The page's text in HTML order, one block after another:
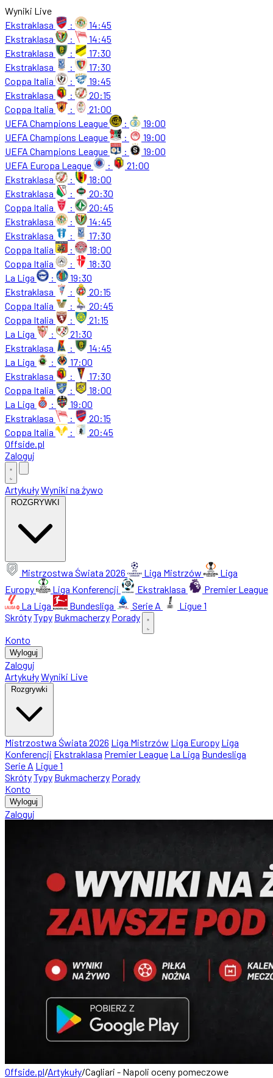
Wyniki Live
Ekstraklasa
:
14:45
Ekstraklasa
:
14:45
Ekstraklasa
:
17:30
Ekstraklasa
:
17:30
Coppa Italia
:
19:45
Ekstraklasa
:
20:15
Coppa Italia
:
21:00
UEFA Champions League
:
19:00
UEFA Champions League
:
19:00
UEFA Champions League
:
19:00
UEFA Europa League
:
21:00
Ekstraklasa
:
18:00
Ekstraklasa
:
20:30
Coppa Italia
:
20:45
Ekstraklasa
:
14:45
Ekstraklasa
:
17:30
Coppa Italia
:
18:00
Coppa Italia
:
18:30
La Liga
:
19:30
Ekstraklasa
:
20:15
Coppa Italia
:
20:45
Coppa Italia
:
21:15
La Liga
:
21:30
Ekstraklasa
:
14:45
La Liga
:
17:00
Ekstraklasa
:
17:30
Coppa Italia
:
18:00
La Liga
:
19:00
Ekstraklasa
:
20:15
Coppa Italia
:
20:45
Offside.pl
Zaloguj
ArtykułyWyniki na żywo
ROZGRYWKI
Mistrzostwa Świata 2026 Liga Mistrzów
Liga
Europy
Liga Konferencji Ekstraklasa
Premier League
La Liga
Bundesliga Serie A
Ligue 1
SkrótyTypy Bukmacherzy Porady
Konto
Wyloguj
Zaloguj
ArtykułyWyniki Live
Rozgrywki
Mistrzostwa Świata 2026 Liga Mistrzów Liga Europy Liga
Konferencji Ekstraklasa Premier League La Liga Bundesliga
Serie A Ligue 1
SkrótyTypy Bukmacherzy Porady
Konto
Wyloguj
Zaloguj
Offside.pl/Artykuły/Cagliari - Napoli oceny pomeczowe